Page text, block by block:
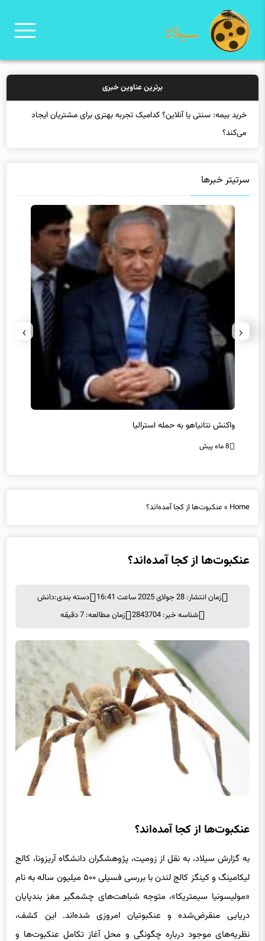
برترین عناوین خبری
خرید بیم
واکنش نتانیاهو به حمله استرالیا
8 ماه پیش
شناسه خبر: 2843704
زمان مطالعه: 7 دقیقه
لیکامینگ و کینگز کالج لندن با بررسی فسیلی ۵۰۰ میلیون ساله به نام
«مولیسونیا سیمتریکا»، متوجه شباهت‌های چشمگیر مغز بندپایان
دریایی منقرض‌شده و عنکبوتیان امروزی شده‌اند. این کشف،
نظریه‌های موجود درباره چگونگی و محل آغاز تکامل عنکبوت‌ها و
بستگان نزدیک آن‌ها را به چالش می‌کشد.